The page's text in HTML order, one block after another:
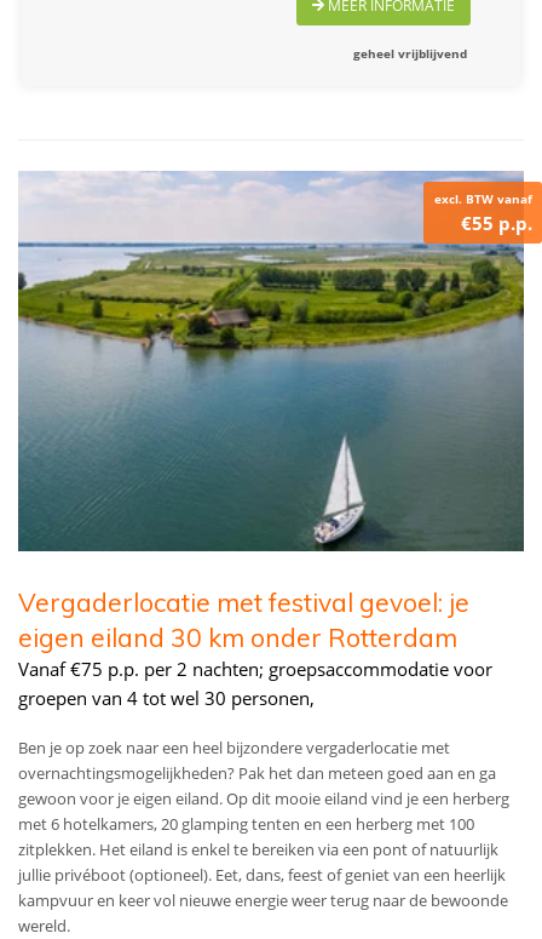
MEER INFORMATIE
geheel vrijblijvend
excl. BTW vanaf
€55 p.p.
Vergaderlocatie met festival gevoel: je
eigen eiland 30 km onder Rotterdam
Vanaf €75 p.p. per 2 nachten; groepsaccommodatie voor
groepen van 4 tot wel 30 personen,
Ben je op zoek naar een heel bijzondere vergaderlocatie met
overnachtingsmogelijkheden? Pak het dan meteen goed aan en ga
gewoon voor je eigen eiland. Op dit mooie eiland vind je een herberg
met 6 hotelkamers, 20 glamping tenten en een herberg met 100
zitplekken. Het eiland is enkel te bereiken via een pont of natuurlijk
jullie privéboot (optioneel). Eet, dans, feest of geniet van een heerlijk
kampvuur en keer vol nieuwe energie weer terug naar de bewoonde
wereld.